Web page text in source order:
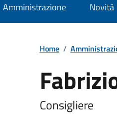
Amministrazione Novità
Home /
Consigliere